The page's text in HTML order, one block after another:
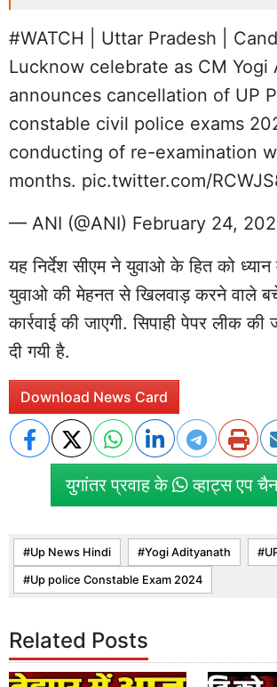
#WATCH | Uttar Pradesh |
Lucknow celebrate as CM Yogi
announces cancellation of UP
constable civil police exams
conducting of re-examination
months. pic.twitter.com/
— ANI (@ANI) February 24,
यह निर्देश सीएम ने युवाओ के हित को
युवाओ की मेहनत से खिलवाड़ करने वाले
कार्रवाई की जाएगी. सिपाही पेपर लीक
दी गयी है.
Download News Card
युगांतर प्रवाह के व्हाट्स एप
Up News Hindi Yogi Adityanath
Up police Constable Exam 2024
Related Posts